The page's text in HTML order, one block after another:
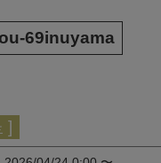
69inuyama
]